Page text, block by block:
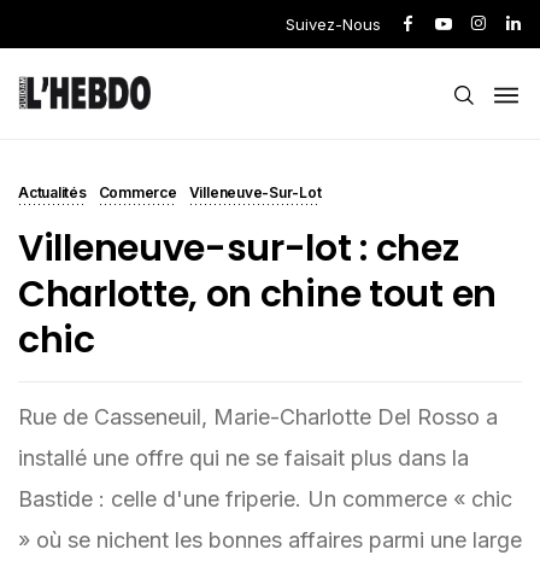
Suivez-Nous
Actualités Commerce Villeneuve-Sur-Lot
Villeneuve-sur-lot : chez
Charlotte, on chine tout en
chic
Rue de Casseneuil, Marie-Charlotte Del Rosso a
installé une offre qui ne se faisait plus dans la
Bastide : celle d'une friperie. Un commerce « chic
» où se nichent les bonnes affaires parmi une large